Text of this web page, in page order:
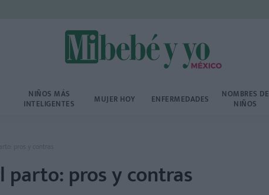
NIÑOS MÁS
INTELIGENTES MUJER HOY ENFERMEDADES NOMBRES DE
NIÑOS
pros y contras
parto: pros y contras